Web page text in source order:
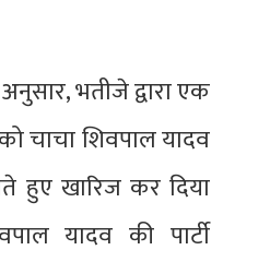
भतीजे द्वारा एक
चाचा शिवपाल यादव
हुए खारिज कर दिया
यादव की पार्टी